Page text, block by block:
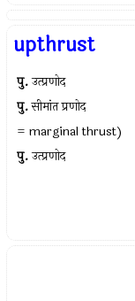
upthrust
पु. उत्प्रणोद
पु. सीमांत प्रणोद
= marginal thrust)
पु. उत्प्रणोद